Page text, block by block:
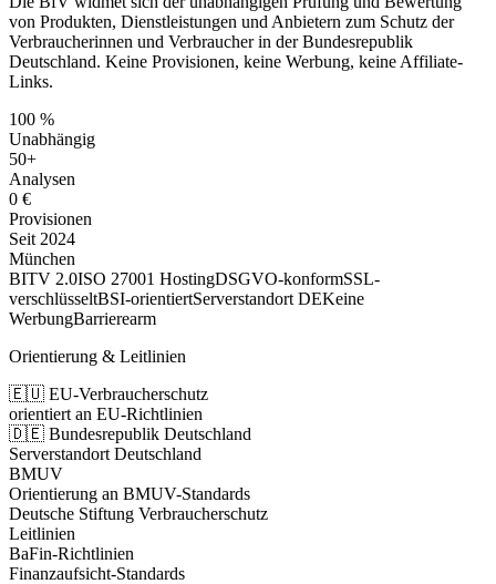
von Produkten, Dienstleistungen und Anbietern zum Schutz der
Verbraucherinnen und Verbraucher in der Bundesrepublik
Deutschland. Keine Provisionen, keine Werbung, keine Affiliate-
Links.
100 %
Unabhängig
50+
Analysen
0 €
Provisionen
Seit 2024
München
BITV 2.0ISO 27001 HostingDSGVO-konformSSL-
verschlüsseltBSI-orientiertServerstandort DEKeine
WerbungBarrierearm
Orientierung & Leitlinien
🇪🇺 EU-Verbraucherschutz
orientiert an EU-Richtlinien
🇩🇪 Bundesrepublik Deutschland
Serverstandort Deutschland
BMUV
Orientierung an BMUV-Standards
Deutsche Stiftung Verbraucherschutz
Leitlinien
BaFin-Richtlinien
Finanzaufsicht-Standards